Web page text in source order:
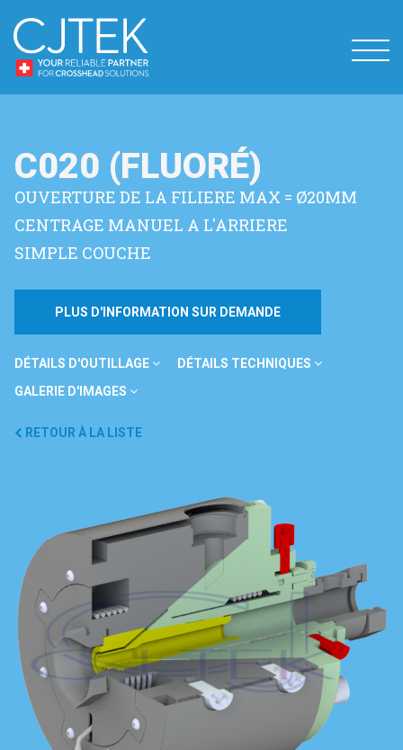
C020 (FLUORÉ)
OUVERTURE DE LA FILIERE MAX = Ø20MM
CENTRAGE MANUEL A L'ARRIERE
SIMPLE COUCHE
PLUS D'INFORMATION SUR DEMANDE
DÉTAILS D'OUTILLAGE
DÉTAILS TECHNIQUES
GALERIE D'IMAGES
RETOUR À LA LISTE